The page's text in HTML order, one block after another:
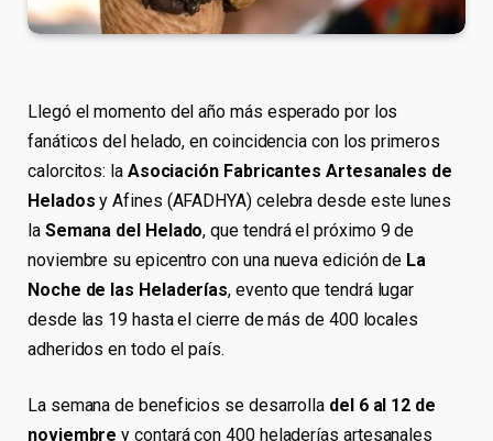
Llegó el momento del año más esperado por los
fanáticos del helado, en coincidencia con los primeros
calorcitos: la Asociación Fabricantes Artesanales de
Helados y Afines (AFADHYA) celebra desde este lunes
la Semana del Helado, que tendrá el próximo 9 de
noviembre su epicentro con una nueva edición de La
Noche de las Heladerías, evento que tendrá lugar
desde las 19 hasta el cierre de más de 400 locales
adheridos en todo el país.
La semana de beneficios se desarrolla del 6 al 12 de
noviembre y contará con 400 heladerías artesanales